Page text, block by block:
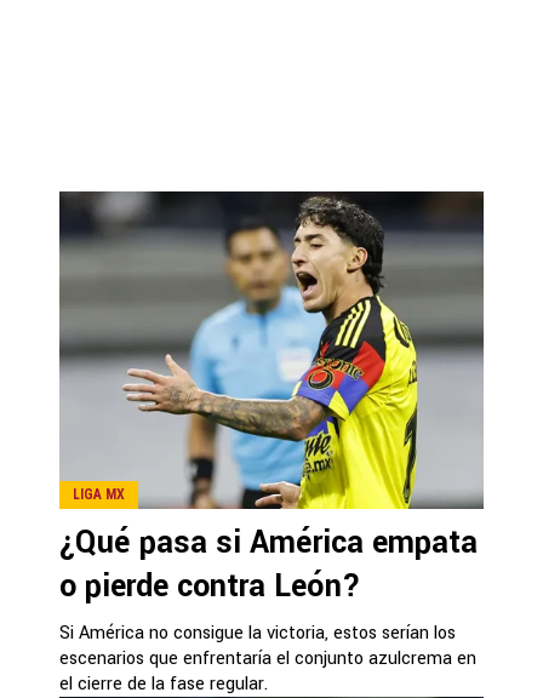
LIGA MX
¿Qué pasa si América empata
o pierde contra León?
Si América no consigue la victoria, estos serían los
escenarios que enfrentaría el conjunto azulcrema en
el cierre de la fase regular.